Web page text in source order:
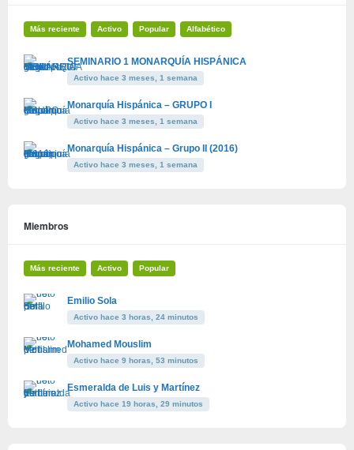
Más reciente Activo Popular Alfabético
SEMINARIO 1 MONARQUÍA HISPÁNICA
Activo hace 3 meses, 1 semana
Monarquía Hispánica – GRUPO I
Activo hace 3 meses, 1 semana
Monarquía Hispánica – Grupo II (2016)
Activo hace 3 meses, 1 semana
Miembros
Más reciente Activo Popular
Emilio Sola
Activo hace 3 horas, 24 minutos
Mohamed Mouslim
Activo hace 9 horas, 53 minutos
Esmeralda de Luis y Martínez
Activo hace 19 horas, 29 minutos